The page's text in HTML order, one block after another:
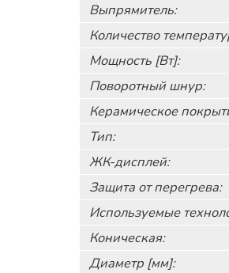
Выпрямитель:
Количество
Мощность [Вт]:
Поворотный шнур:
Керамическое
Тип:
ЖК-дисплей:
Защита от перегрева:
Используемые
Коническая:
Диаметр [мм]: